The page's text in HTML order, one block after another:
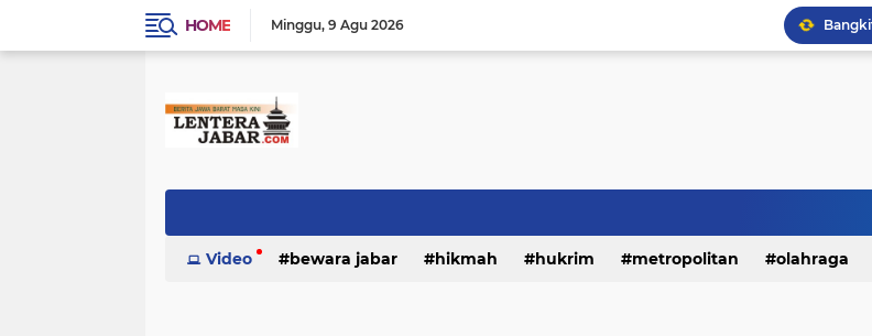
HOME Minggu 9 Agu 2026
Video bewara jabar hikmah hukrim metropolitan olahraga